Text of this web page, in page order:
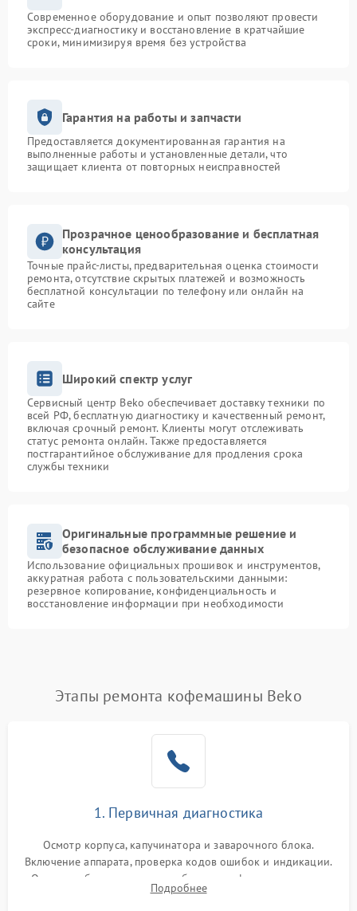
Современное оборудование и опыт позволяют провести
экспресс-диагностику и восстановление в кратчайшие
сроки, минимизируя время без устройства
Гарантия на работы и запчасти
Предоставляется документированная гарантия на
выполненные работы и установленные детали, что
защищает клиента от повторных неисправностей
Прозрачное ценообразование и бесплатная
консультация
Точные прайс-листы, предварительная оценка стоимости
ремонта, отсутствие скрытых платежей и возможность
бесплатной консультации по телефону или онлайн на
сайте
Широкий спектр услуг
Сервисный центр Beko обеспечивает доставку техники по
всей РФ, бесплатную диагностику и качественный ремонт,
включая срочный ремонт. Клиенты могут отслеживать
статус ремонта онлайн. Также предоставляется
постгарантийное обслуживание для продления срока
службы техники
Оригинальные программные решение и
безопасное обслуживание данных
Использование официальных прошивок и инструментов,
аккуратная работа с пользовательскими данными:
резервное копирование, конфиденциальность и
восстановление информации при необходимости
Этапы ремонта кофемашины Beko
1. Первичная диагностика
Осмотр корпуса, капучинатора и заварочного блока.
Включение аппарата, проверка кодов ошибок и индикации.
Оценка работы помпы, термоблока и кофемолки на слух.
Измерение температуры и давления воды для выявления
Подробнее